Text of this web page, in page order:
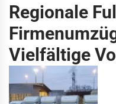
Regionale
Vielfältige